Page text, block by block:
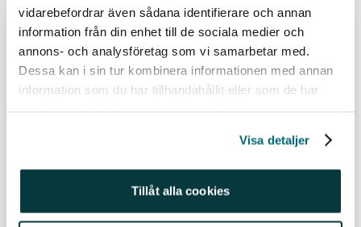
vidarebefordrar även sådana identifierare och annan
information från din enhet till de sociala medier och
annons- och analysföretag som vi samarbetar med.
Dessa kan i sin tur kombinera informationen med annan
information som du har tillhandahållit eller som de har
Visa detaljer
Tillåt alla cookies
Återanvändbara raketer, nya
energisystem och nästa stora
teknikskifte
framtidens världsekonomi. De båda är på väg från
öppnar upp marknader som tidigare varit begränsade.
Här lyfter Tom Barker från ARK Invest några av de